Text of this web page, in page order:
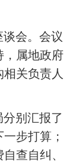
会。会议
，属地政府
关负责人
别汇报了
步打算；
查自纠、